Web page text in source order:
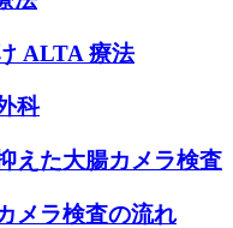
ALTA 療法
科
えた大腸カメラ検査
メラ検査の流れ